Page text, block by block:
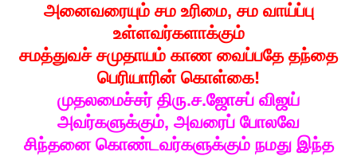
அனைவரையும் சம உரிமை, சம வாய்ப்பு
உள்ளவர்களாக்கும்
சமத்துவச் சமுதாயம் காண வைப்பதே தந்தை
பெரியாரின் கொள்கை!
முதலமைச்சர் திரு.ச.ஜோசப் விஜய்
அவர்களுக்கும், அவரைப் போலவே
சிந்தனை கொண்டவர்களுக்கும் நமது இந்த